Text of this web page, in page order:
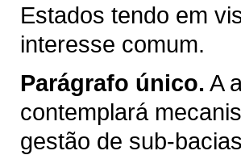
Estados tendo em
interesse comum.
Parágrafo único. A
contemplará
gestão de sub-